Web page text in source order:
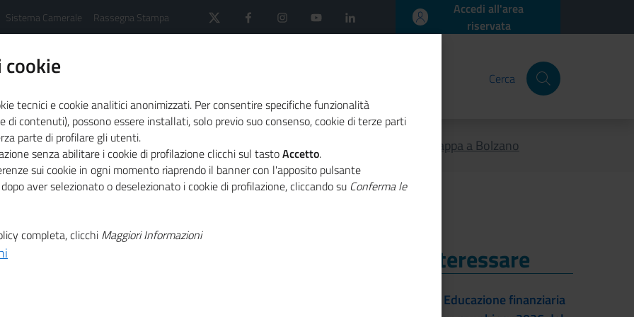
Sistema Camerale Rassegna Stampa
Accedi all'area
riservata
Cerca
sistema camerale Agenda Giro d'Italia delle donne che fanno impresa: tappa a Bolzano
che fanno
Ti Potrebbe Interessare
22/09/2026 - Educazione finanziaria
tecnici e cookie analitici anonimizzati. Per consentire specifiche funzionalità
di contenuti), possono essere installati, solo previo suo consenso, cookie di terze parti
parte di profilare gli utenti.
senza abilitare i cookie di profilazione clicchi sul tastoAccetto.
sui cookie in ogni momento riaprendo il banner con l'apposito pulsante
aver selezionato o deselezionato i cookie di profilazione, cliccando su Conferma le
completa, clicchi Maggiori Informazioni